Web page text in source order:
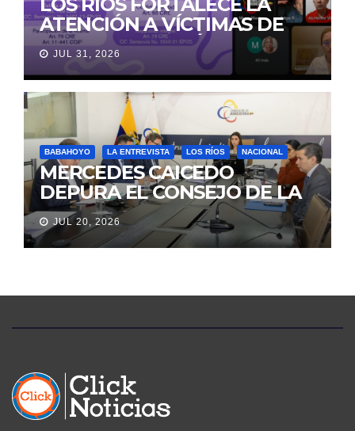
ATENCIÓN A VÍCTIMAS DE
VIOLENCIA DE GÉNERO
PARA EVITAR LA
REVICTIMIZACIÓN
JUL 31, 2026
BABAHOYO LA ENTREVISTA LOS RÍOS NACIONAL
MERCEDES CAICEDO
DEPURA EL CONSEJO DE LA
JUDICATURA
JUL 20, 2026